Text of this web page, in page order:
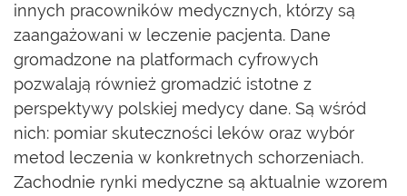
innych pracowników medycznych, którzy są
zaangażowani w leczenie pacjenta. Dane
gromadzone na platformach cyfrowych
pozwalają również gromadzić istotne z
perspektywy polskiej medycy dane. Są wśród
nich: pomiar skuteczności leków oraz wybór
metod leczenia w konkretnych schorzeniach.
Zachodnie rynki medyczne są aktualnie wzorem